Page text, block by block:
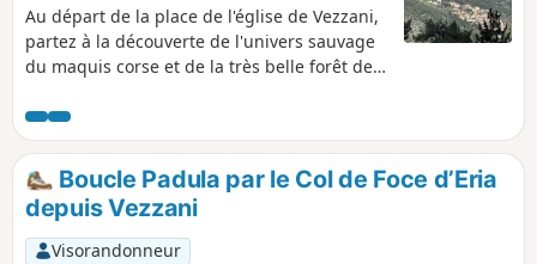
Au départ de la place de l'église de Vezzani,
partez à la découverte de l'univers sauvage
du maquis corse et de la très belle forêt de
offrira de magnifiques points de vues sur la
côte Est de la Corse orientale ainsi que sur
les îles de l'archipel Toscan et une vue
imprenable sur les principaux massifs de
Corse depuis Punta Tana et Punta Cali
situées à proximité de l'itinéraire.
Boucle Padula par le Col de Foce d’Eria
depuis Vezzani
Visorandonneur